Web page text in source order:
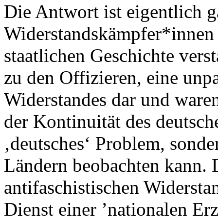
Die Antwort ist eigentlich
staatlichen Geschichte
zu den Offizieren, eine
Widerstandes dar und
der Kontinuität des
‚deutsches‘ Problem,
Ländern beobachten kann.
antifaschistischen
Dienst einer ’nationalen